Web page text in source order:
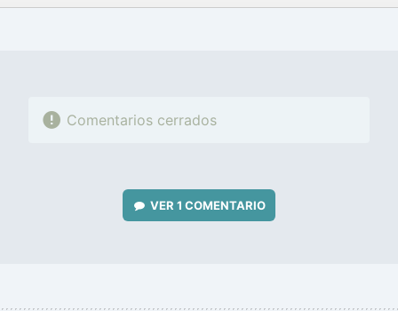
FACEBOOK
TWITTERFLIPBOARD
E-
WHATSAPP
Comentarios cerrados
VER 1 COMENTARIO